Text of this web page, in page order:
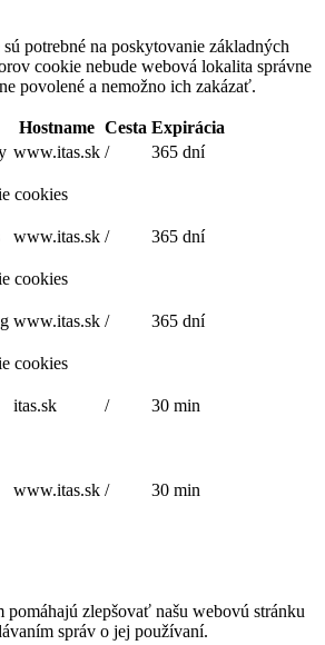
potrebné na poskytovanie základných
cookie nebude webová lokalita správne
povolené a nemožno ich zakázať.
Hostname Cesta Expirácia
www.itas.sk / 365 dní
cookies
www.itas.sk / 365 dní
cookies
www.itas.sk / 365 dní
cookies
itas.sk / 30 min
www.itas.sk / 30 min
pomáhajú zlepšovať našu webovú stránku
správ o jej používaní.